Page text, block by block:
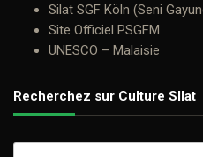
Silat SGF Köln (Seni
Site Officiel PSGFM
UNESCO – Malaisie
Recherchez sur Culture SIlat